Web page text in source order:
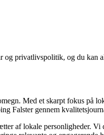
og privatlivspolitik, og du kan
Med et skarpt fokus på
Falster gennem
af lokale personligheder.